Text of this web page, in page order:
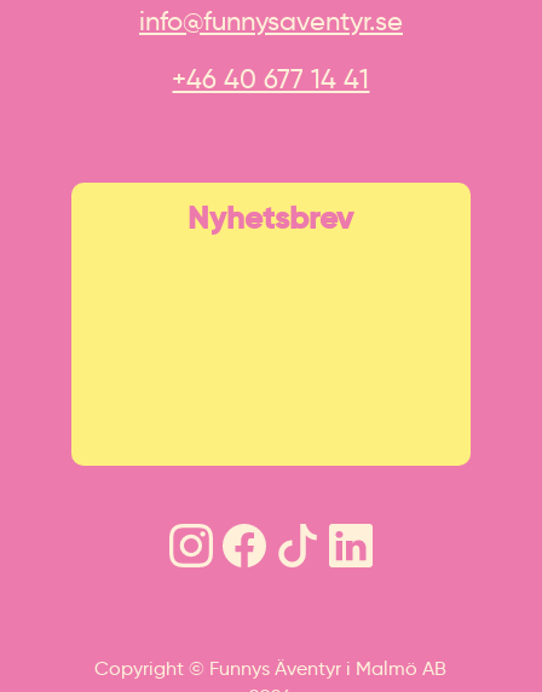
info@funnysaventyr.se
+46 40 677 14 41
Nyhetsbrev
Copyright © Funnys Äventyr i Malmö AB